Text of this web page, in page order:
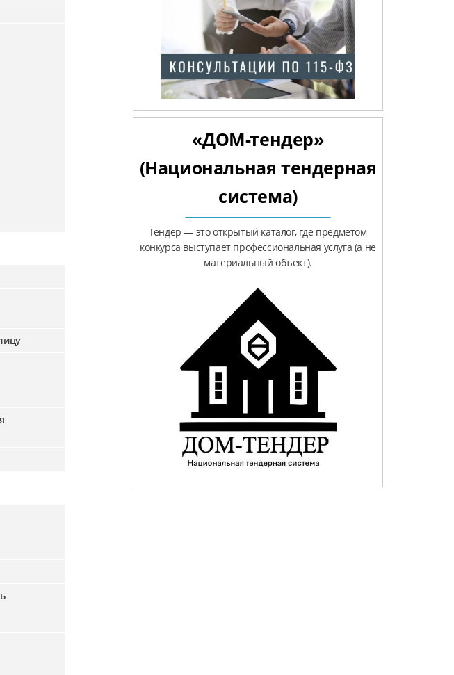
«ДОМ-тендер»
(Национальная тендерная
система)
Тендер — это открытый каталог, где предметом
конкурса выступает профессиональная услуга (а не
материальный объект).